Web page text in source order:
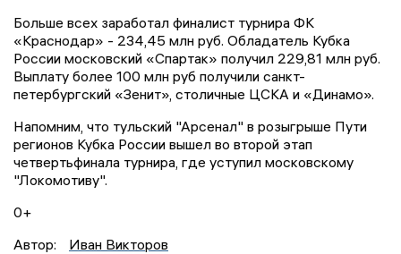
Больше всех заработал финалист турнира ФК
«Краснодар» - 234,45 млн руб. Обладатель Кубка
России московский «Спартак» получил 229,81 млн руб.
Выплату более 100 млн руб получили санкт-
петербургский «Зенит», столичные ЦСКА и «Динамо».
Напомним, что тульский "Арсенал" в розыгрыше Пути
регионов Кубка России вышел во второй этап
четвертьфинала турнира, где уступил московскому
"Локомотиву".
0+
Автор:
Иван Викторов